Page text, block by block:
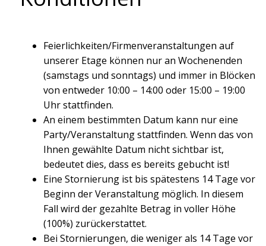
Feierlichkeiten/Firmenveranstaltungen auf
unserer Etage können nur an Wochenenden
(samstags und sonntags) und immer in Blöcken
von entweder 10:00 – 14:00 oder 15:00 – 19:00
Uhr stattfinden.
An einem bestimmten Datum kann nur eine
Party/Veranstaltung stattfinden. Wenn das von
Ihnen gewählte Datum nicht sichtbar ist,
bedeutet dies, dass es bereits gebucht ist!
Eine Stornierung ist bis spätestens 14 Tage vor
Beginn der Veranstaltung möglich. In diesem
Fall wird der gezahlte Betrag in voller Höhe
(100%) zurückerstattet.
Bei Stornierungen, die weniger als 14 Tage vor